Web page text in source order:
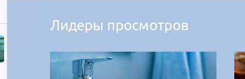
Лидеры просмотров